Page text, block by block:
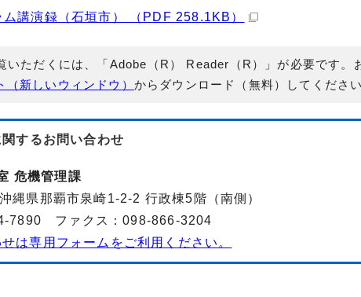
講演録（石垣市） （PDF 258.1KB）
いただくには、「Adobe（R） Reader（R）」が必要です。
（新しいウィンドウ） からダウンロード（無料）してください
するお問い合わせ
危機管理課
県那覇市泉崎1-2-2 行政棟5階（南側）
7890 ファクス：098-866-3204
は専用フォームをご利用ください。